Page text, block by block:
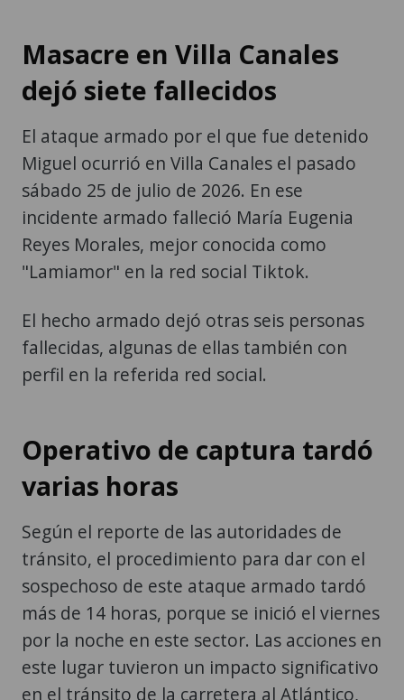
Masacre en Villa Canales
dejó siete fallecidos
El ataque armado por el que fue detenido
Miguel ocurrió en Villa Canales el pasado
sábado 25 de julio de 2026. En ese
incidente armado falleció María Eugenia
Reyes Morales, mejor conocida como
"Lamiamor" en la red social Tiktok.
El hecho armado dejó otras seis personas
fallecidas, algunas de ellas también con
perfil en la referida red social.
Operativo de captura tardó
varias horas
Según el reporte de las autoridades de
tránsito, el procedimiento para dar con el
sospechoso de este ataque armado tardó
más de 14 horas, porque se inició el viernes
por la noche en este sector. Las acciones en
este lugar tuvieron un impacto significativo
en el tránsito de la carretera al Atlántico,